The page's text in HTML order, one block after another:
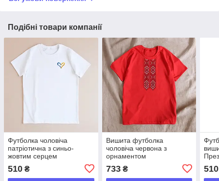
Подібні товари компанії
Футболка чоловіча
патріотична з синьо-
жовтим серцем
510 ₴
Вишита футболка
чоловіча червона з
орнаментом
733₴ 510